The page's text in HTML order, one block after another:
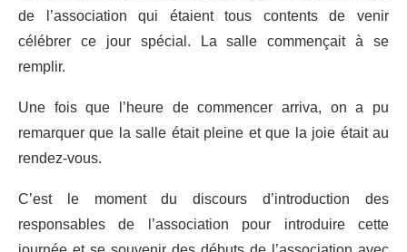
de l’association qui étaient tous contents de venir
célébrer ce jour spécial. La salle commençait à se
remplir.
Une fois que l’heure de commencer arriva, on a pu
remarquer que la salle était pleine et que la joie était au
rendez-vous.
C’est le moment du discours d’introduction des
responsables de l’association pour introduire cette